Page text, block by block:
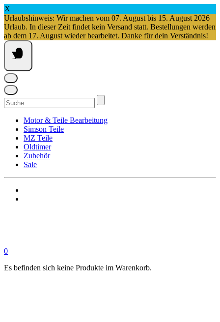
X
Urlaubshinweis: Wir machen vom 07. August bis 15. August 2026
Urlaub. In dieser Zeit findet kein Versand statt. Bestellungen werden
ab dem 17. August wieder bearbeitet. Danke für dein Verständnis!
Springe
zum
Inhalt
Suchen
nach:
Motor & Teile Bearbeitung
Simson Teile
MZ Teile
Oldtimer
Zubehör
Sale
0
Es befinden sich keine Produkte im Warenkorb.